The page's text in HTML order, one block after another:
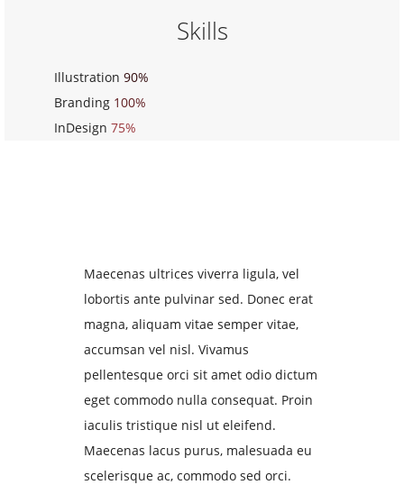
Skills
Illustration 90%
Branding 100%
InDesign 75%
Maecenas ultrices viverra ligula, vel
lobortis ante pulvinar sed. Donec erat
magna, aliquam vitae semper vitae,
accumsan vel nisl. Vivamus
pellentesque orci sit amet odio dictum
eget commodo nulla consequat. Proin
iaculis tristique nisl ut eleifend.
Maecenas lacus purus, malesuada eu
scelerisque ac, commodo sed orci.